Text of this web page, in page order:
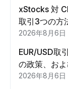
xStocks 対
取引3つの方
2026年8月6日
EUR/USD取
の政策、お
2026年8月6日